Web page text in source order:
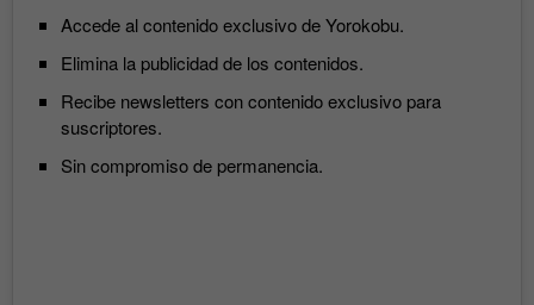
Accede al contenido exclusivo de Yorokobu.
Elimina la publicidad de los contenidos.
Recibe newsletters con contenido exclusivo para
suscriptores.
Sin compromiso de permanencia.